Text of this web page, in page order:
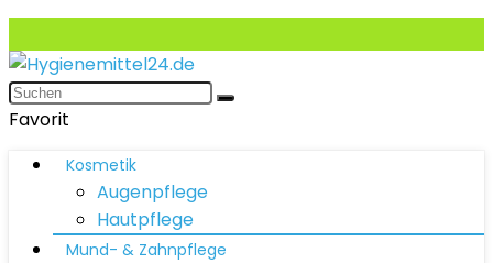
Favorit
Kosmetik
Augenpflege
Hautpflege
Mund- & Zahnpflege